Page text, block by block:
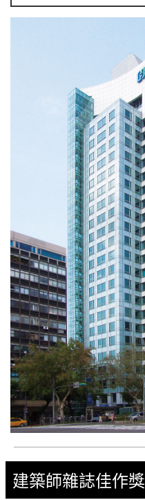
建築師雜誌佳作獎